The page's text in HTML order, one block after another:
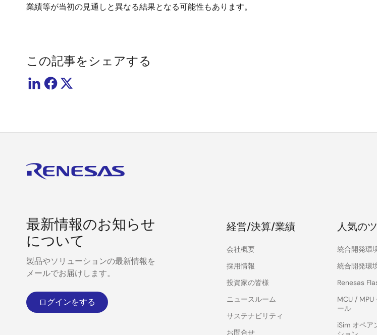
業績等が当初の見通しと異なる結果となる可能性もあります。
この記事をシェアする
最新情報のお知らせ
について
製品やソリューションの最新情報を
メールでお届けします。
ログインをする
経営/決算/業績
会社概要
採用情報
投資家の皆様
ニュースルーム
サステナビリティ
お問合せ
人気の
統合開発環
統合開発環
Renesas
MCU / MPU
ール
iSim オペア